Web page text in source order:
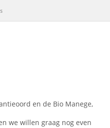
en de Bio Manege,
we willen graag nog even